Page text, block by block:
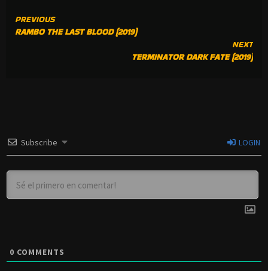
CONTINUE
READING
PREVIOUS
RAMBO THE LAST BLOOD (2019)
NEXT
TERMINATOR DARK FATE (2019)
Subscribe LOGIN
0 COMMENTS